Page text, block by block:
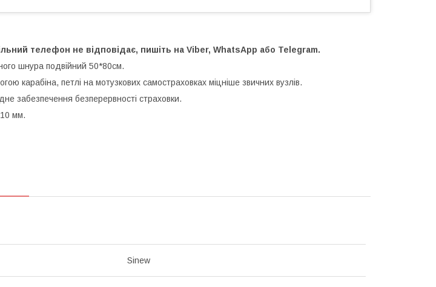
телефон не відповідає, пишіть на Viber, WhatsApp або Telegram.
шнура подвійний 50*80см.
карабіна, петлі на мотузкових самостраховках міцніше звичних вузлів.
забезпечення безперервності страховки.
мм.
Sinew